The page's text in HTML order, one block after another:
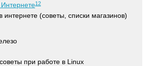
12
интернете (советы, списки магазинов)
при работе в Linux